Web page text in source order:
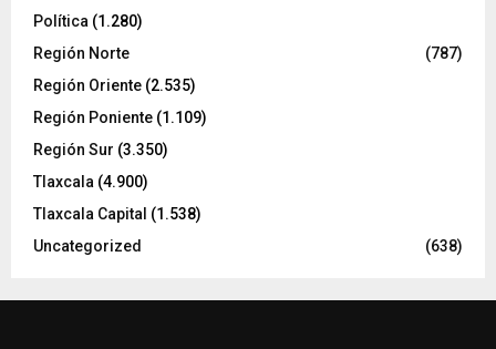
Política (1.280)
Región Norte
(787)
Región Oriente (2.535)
Región Poniente (1.109)
Región Sur (3.350)
Tlaxcala (4.900)
Tlaxcala Capital (1.538)
Uncategorized
(638)